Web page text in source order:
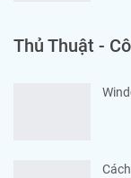
Thủ Thuật -